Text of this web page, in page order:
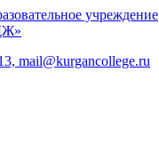
учреждение
mail@kurgancollege.ru